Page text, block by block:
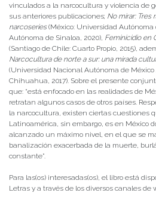
vinculados a la narcocultura y violencia de
sus anteriores publicaciones; No mirar: Tres
narcoseries(México: Universidad
Autónoma de Sinaloa, 2020), Feminicidio en
(Santiago de Chile: Cuarto Propio, 2015),
Narcocultura de norte a sur: una mirada
(Universidad Nacional Autónoma de
Chihuahua, 2017). Sobre el presente
que: “está enfocado en las realidades de
retratan algunos casos de otros países.
la narcocultura, existen ciertas cuestiones
Latinoamérica, sin embargo, es en México
alcanzado un máximo nivel, en el que se
banalización exacerbada de la muerte,
constante”.
Para las(os) interesadas(os), el libro está
Letras y a través de los diversos canales de